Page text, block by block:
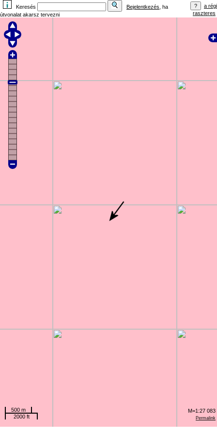
Keresés Bejelentkezés , ha
útvonalat akarsz tervezni
a régi
raszteres
Permalink
500 m
2000 ft
M=1:27 083